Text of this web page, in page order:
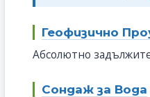
Геофизично
Абсолютно
Сондаж за Вода